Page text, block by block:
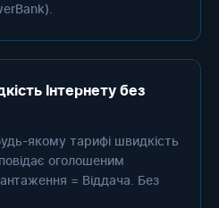
Інтернету без
якому тарифі швидкість
оголошеним
= Віддача. Без